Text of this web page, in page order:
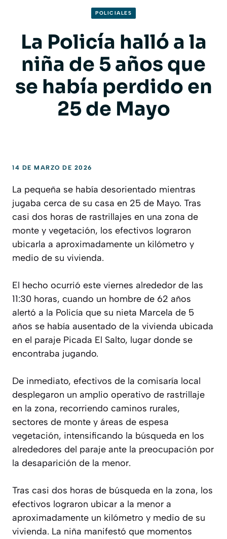
POLICIALES
La Policía halló a la
niña de 5 años que
se había perdido en
25 de Mayo
14 DE MARZO DE 2026
La pequeña se había desorientado mientras
jugaba cerca de su casa en 25 de Mayo. Tras
casi dos horas de rastrillajes en una zona de
monte y vegetación, los efectivos lograron
ubicarla a aproximadamente un kilómetro y
medio de su vivienda.
El hecho ocurrió este viernes alrededor de las
11:30 horas, cuando un hombre de 62 años
alertó a la Policía que su nieta Marcela de 5
años se había ausentado de la vivienda ubicada
en el paraje Picada El Salto, lugar donde se
encontraba jugando.
De inmediato, efectivos de la comisaría local
desplegaron un amplio operativo de rastrillaje
en la zona, recorriendo caminos rurales,
sectores de monte y áreas de espesa
vegetación, intensificando la búsqueda en los
alrededores del paraje ante la preocupación por
la desaparición de la menor.
Tras casi dos horas de búsqueda en la zona, los
efectivos lograron ubicar a la menor a
aproximadamente un kilómetro y medio de su
vivienda. La niña manifestó que momentos